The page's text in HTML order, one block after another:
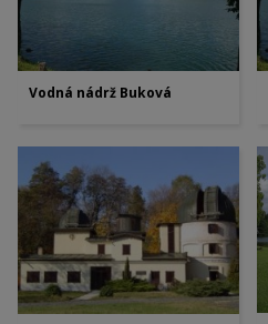
Vodná nádrž Buková